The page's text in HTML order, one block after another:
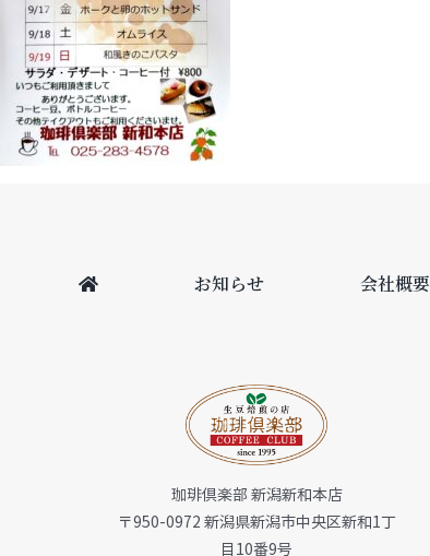
お知らせ 会社概要
珈琲倶楽部 新潟新和本店
〒950-0972 新潟県新潟市中央区新和1丁
目10番9号